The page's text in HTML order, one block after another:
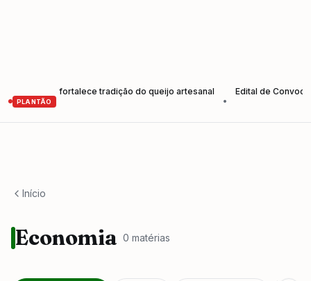
PLANTÃO
e fortalece tradição do queijo artesanal
Edital de
Início
Economia 0 matérias